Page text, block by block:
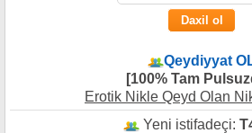
Qeydiyyat
[100% Tam
Erotik Nikle Qeyd Olan
Yeni istifadeçi: